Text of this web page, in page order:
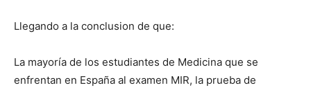
Llegando a la conclusion de que:
La mayoría de los estudiantes de Medicina que se
enfrentan en España al examen MIR, la prueba de